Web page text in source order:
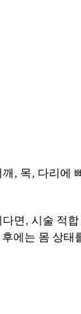
, 목, 다리에
면, 시술 적
에는 몸 상태